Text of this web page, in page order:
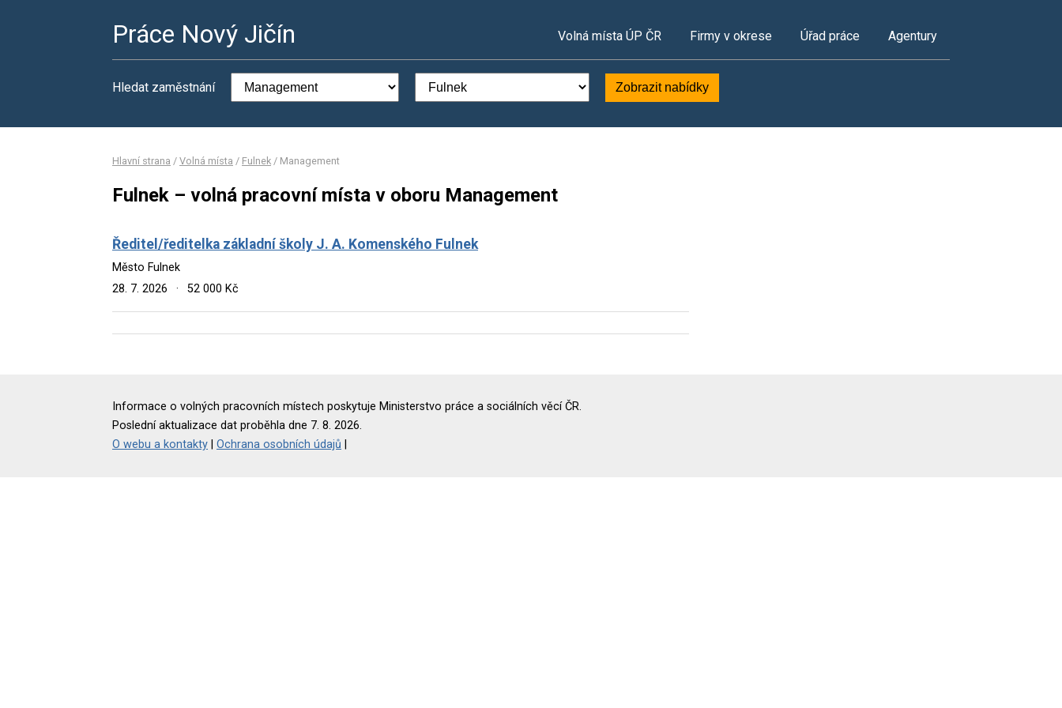
Práce Nový Jičín Volná místa ÚP ČR Firmy v okrese Úřad práce Agentury
Hledat zaměstnání Zobrazit nabídky
Hlavní strana / Volná místa / Fulnek / Management
Fulnek – volná pracovní místa v oboru Management
Ředitel/ředitelka základní školy J. A. Komenského Fulnek
Město Fulnek
28. 7. 2026
· 52 000 Kč
Informace o volných pracovních místech poskytuje Ministerstvo práce a sociálních věcí ČR.
Poslední aktualizace dat proběhla dne 7. 8. 2026.
O webu a kontakty
Ochrana osobních údajů